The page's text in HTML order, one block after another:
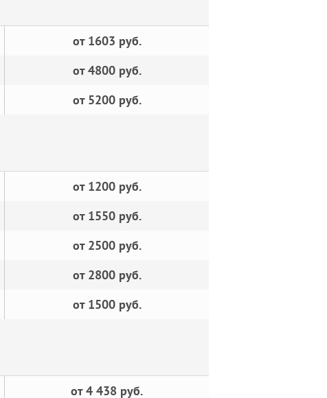
от 1603 руб.
от 4800 руб.
от 5200 руб.
от 1200 руб.
от 1550 руб.
от 2500 руб.
от 2800 руб.
от 1500 руб.
от 4 438 руб.